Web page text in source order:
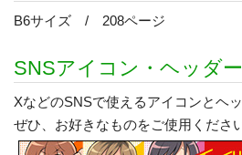
B6サイズ / 208ページ
SNSアイコン・ヘッダ
XなどのSNSで使えるアイコンとヘ
ぜひ、お好きなものをご使用ください